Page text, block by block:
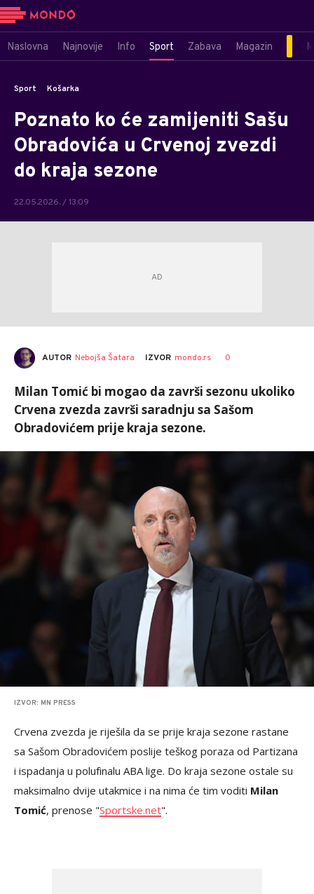
Naslovna Najnovije Info Sport Zabava Magazin
Sport Košarka
Poznato ko će zamijeniti Sašu
Obradovića u Crvenoj zvezdi
do kraja sezone
22.05.2026. / 13:09
AUTOR Nebojša Šatara IZVOR mondo.rs 0
Milan Tomić bi mogao da završi sezonu ukoliko
Crvena zvezda završi saradnju sa Sašom
Obradovićem prije kraja sezone.
IZVOR: MN PRESS
Crvena zvezda je riješila da se prije kraja sezone rastane
sa Sašom Obradovićem poslije teškog poraza od Partizana
i ispadanja u polufinalu ABA lige. Do kraja sezone ostale su
maksimalno dvije utakmice i na nima će tim voditi Milan
Tomić, prenose "Sportske.net".